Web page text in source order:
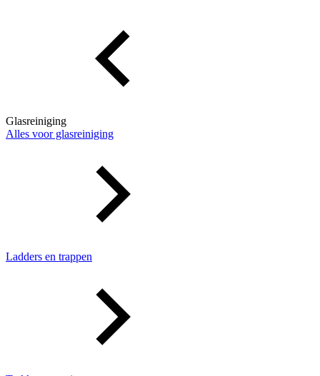
Glasreiniging
Alles voor glasreiniging
Ladders en trappen